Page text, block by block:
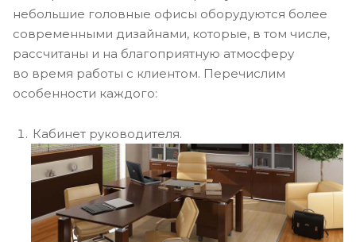
небольшие головные офисы оборудуются более
современными дизайнами, которые, в том числе,
рассчитаны и на благоприятную атмосферу
во время работы с клиентом. Перечислим
особенности каждого:
Кабинет руководителя.